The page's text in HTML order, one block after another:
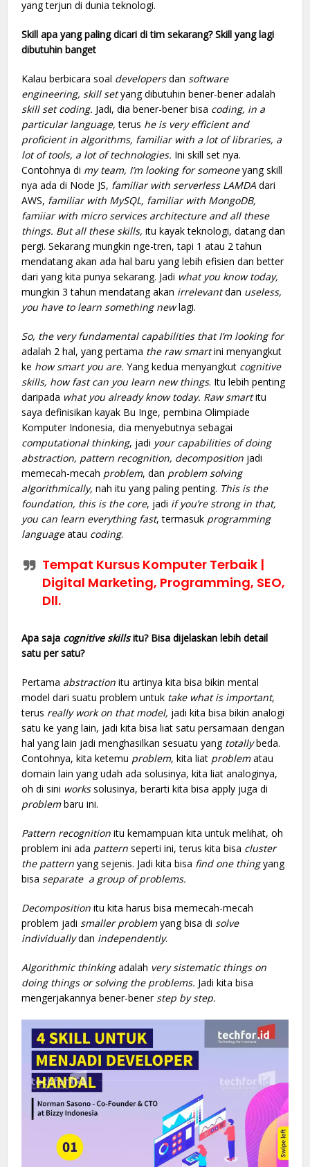
yang terjun di dunia teknologi.
Skill apa yang paling dicari di tim sekarang? Skill yang lagi
dibutuhin banget
Kalau berbicara soal developersdansoftware
engineering, skill setyang dibutuhin bener-bener adalah
skill set coding. Jadi, dia bener-bener bisa coding, in a
particular language, terus he is very efficient and
proficient in algorithms, familiar with a lot of libraries, a
lot of tools, a lot of technologies. Ini skill set nya.
Contohnya di my team, I’m looking for someoneyang skill
nya ada di Node JS, familiar with serverless LAMDAdari
AWS, familiar with MySQL, familiar with MongoDB,
famiiar with micro services architecture and all these
things. But all these skills, itu kayak teknologi, datang dan
pergi. Sekarang mungkin nge-tren, tapi 1 atau 2 tahun
mendatang akan ada hal baru yang lebih efisien dan better
dari yang kita punya sekarang. Jadi what you know today,
mungkin 3 tahun mendatang akan irrelevantdan useless,
you have to learn something newlagi.
So, the very fundamental capabilities that I’m looking for
adalah 2 hal, yang pertama the raw smartini menyangkut
ke how smart you are.Yang kedua menyangkut cognitive
skills, how fast can you learn new things. Itu lebih penting
daripada what you already know today. Raw smartitu
saya definisikan kayak Bu Inge, pembina Olimpiade
Komputer Indonesia, dia menyebutnya sebagai
computational thinking, jadi your capabilities of doing
abstraction, pattern recognition, decomposition jadi
memecah-mecah problem, dan problem solving
algorithmically, nah itu yang paling penting. This is the
foundation, this is the core, jadi if you’re strong in that,
you can learn everything fast, termasuk programming
languageatau coding.
Tempat Kursus Komputer Terbaik |
Digital Marketing, Programming, SEO,
Dll.
Apa saja cognitive skillsitu? Bisa dijelaskan lebih detail
satu per satu?
Pertama abstractionitu artinya kita bisa bikin mental
model dari suatu problem untuk take what is important,
terus really work on that model, jadi kita bisa bikin analogi
satu ke yang lain, jadi kita bisa liat satu persamaan dengan
hal yang lain jadi menghasilkan sesuatu yang totallybeda.
Contohnya, kita ketemu problem, kita liat problematau
domain lain yang udah ada solusinya, kita liat analoginya,
oh di sini workssolusinya, berarti kita bisa apply juga di
problembaru ini.
Pattern recognition itu kemampuan kita untuk melihat, oh
problem ini ada pattern seperti ini, terus kita bisa cluster
the pattern yang sejenis. Jadi kita bisa find one thingyang
bisaseparate a group of problems.
Decomposition itu kita harus bisa memecah-mecah
problem jadismaller problemyang bisa disolve
individuallydan independently.
Algorithmic thinkingadalah very sistematic things on
doing things or solving the problems. Jadi kita bisa
mengerjakannya bener-benerstep by step.